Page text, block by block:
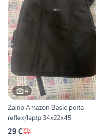
4
Zaino Amazon Basic porta
reflex/laptp 34x22x45
29 €